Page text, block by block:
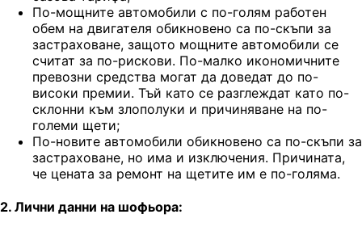
По-мощните автомобили с по-голям работен
обем на двигателя обикновено са по-скъпи за
застраховане, защото мощните автомобили се
считат за по-рискови. По-малко икономичните
превозни средства могат да доведат до по-
високи премии. Тъй като се разглеждат като по-
склонни към злополуки и причиняване на по-
големи щети;
По-новите автомобили обикновено са по-скъпи за
застраховане, но има и изключения. Причината,
че цената за ремонт на щетите им е по-голяма.
2. Лични данни на шофьора: